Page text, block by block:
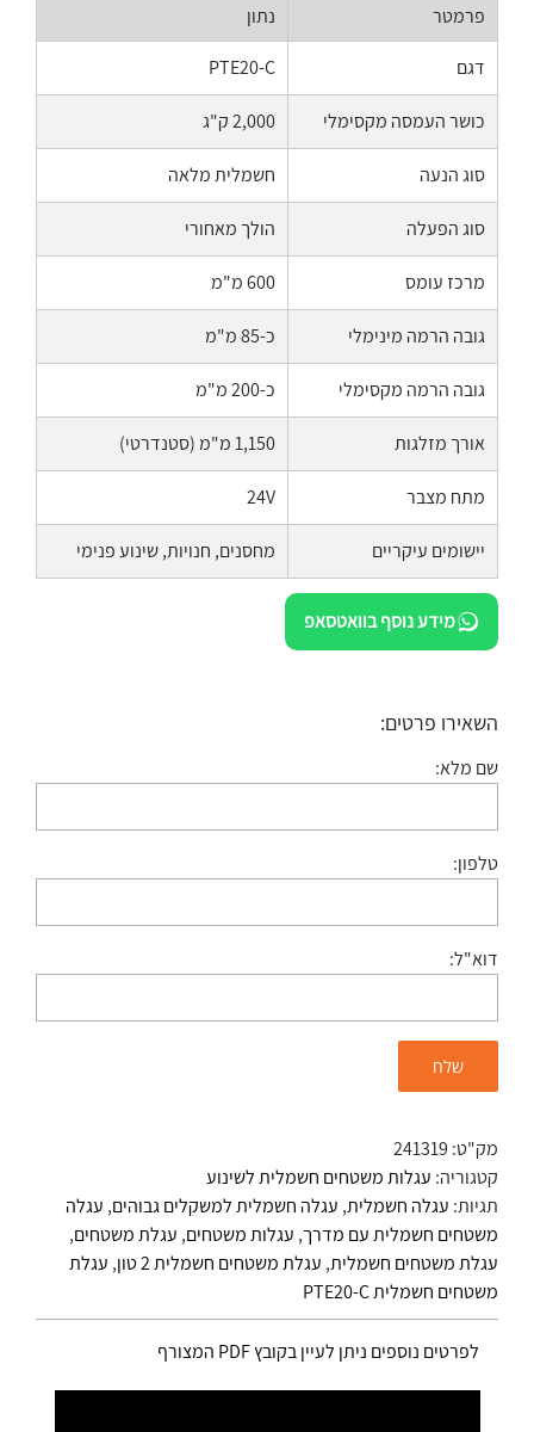
פרמטר נתון
דגם PTE20-C
כושר העמסה מקסימלי 2,000 ק"ג
סוג הנעה חשמלית מלאה
סוג הפעלה הולך מאחורי
מרכז עומס 600 מ"מ
גובה הרמה מינימלי כ-85 מ"מ
גובה הרמה מקסימלי כ-200 מ"מ
אורך מזלגות 1,150 מ"מ (סטנדרטי)
מתח מצבר 24V
יישומים עיקריים מחסנים, חנויות, שינוע פנימי
מידע נוסף בוואטסאפ
השאירו פרטים:
שם מלא:
טלפון:
דוא"ל:
מק"ט: 241319
קטגוריה: עגלות משטחים חשמלית לשינוע
תגיות: עגלה חשמלית, עגלה חשמלית למשקלים גבוהים, עגלה
משטחים חשמלית עם מדרך, עגלות משטחים, עגלת משטחים,
עגלת משטחים חשמלית, עגלת משטחים חשמלית 2 טון , עגלת
משטחים חשמלית PTE20-C
לפרטים נוספים ניתן לעיין בקובץ PDF המצורף